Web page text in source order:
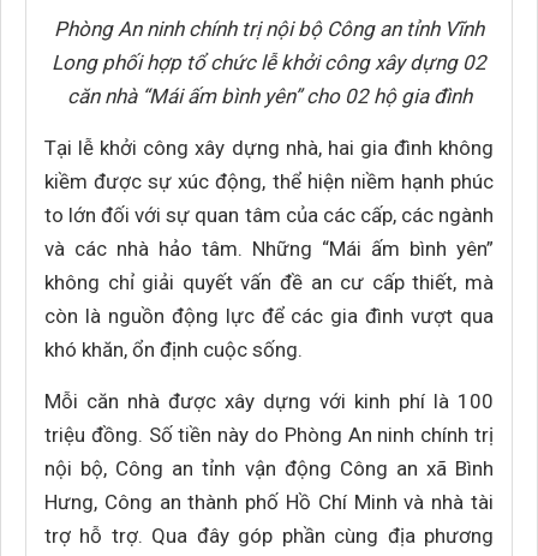
Phòng An ninh chính trị nội bộ Công an tỉnh Vĩnh
Long phối hợp tổ chức lễ khởi công xây dựng 02
căn nhà “Mái ấm bình yên” cho 02 hộ gia đình
Tại lễ khởi công xây dựng nhà, hai gia đình không
kiềm được sự xúc động, thể hiện niềm hạnh phúc
to lớn đối với sự quan tâm của các cấp, các ngành
và các nhà hảo tâm. Những “Mái ấm bình yên”
không chỉ giải quyết vấn đề an cư cấp thiết, mà
còn là nguồn động lực để các gia đình vượt qua
khó khăn, ổn định cuộc sống.
Mỗi căn nhà được xây dựng với kinh phí là 100
triệu đồng. Số tiền này do Phòng An ninh chính trị
nội bộ, Công an tỉnh vận động Công an xã Bình
Hưng, Công an thành phố Hồ Chí Minh và nhà tài
trợ hỗ trợ. Qua đây góp phần cùng địa phương